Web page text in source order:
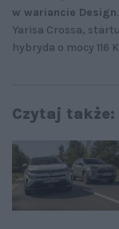
w wariancie Design
Yarisa Crossa,
hybryda o mocy 116
Czytaj także: